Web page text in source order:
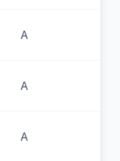
A
A
A